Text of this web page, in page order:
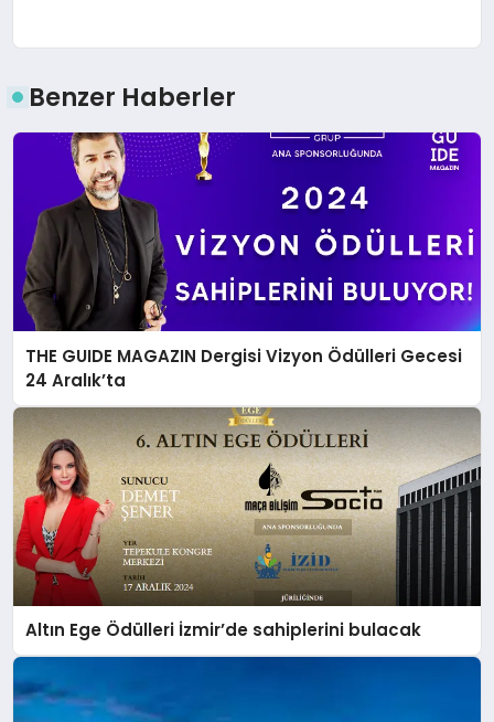
Benzer Haberler
THE GUIDE MAGAZIN Dergisi Vizyon Ödülleri Gecesi
24 Aralık’ta
Altın Ege Ödülleri İzmir’de sahiplerini bulacak